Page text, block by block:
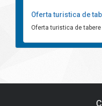
Oferta turistica de
Oferta turistica de